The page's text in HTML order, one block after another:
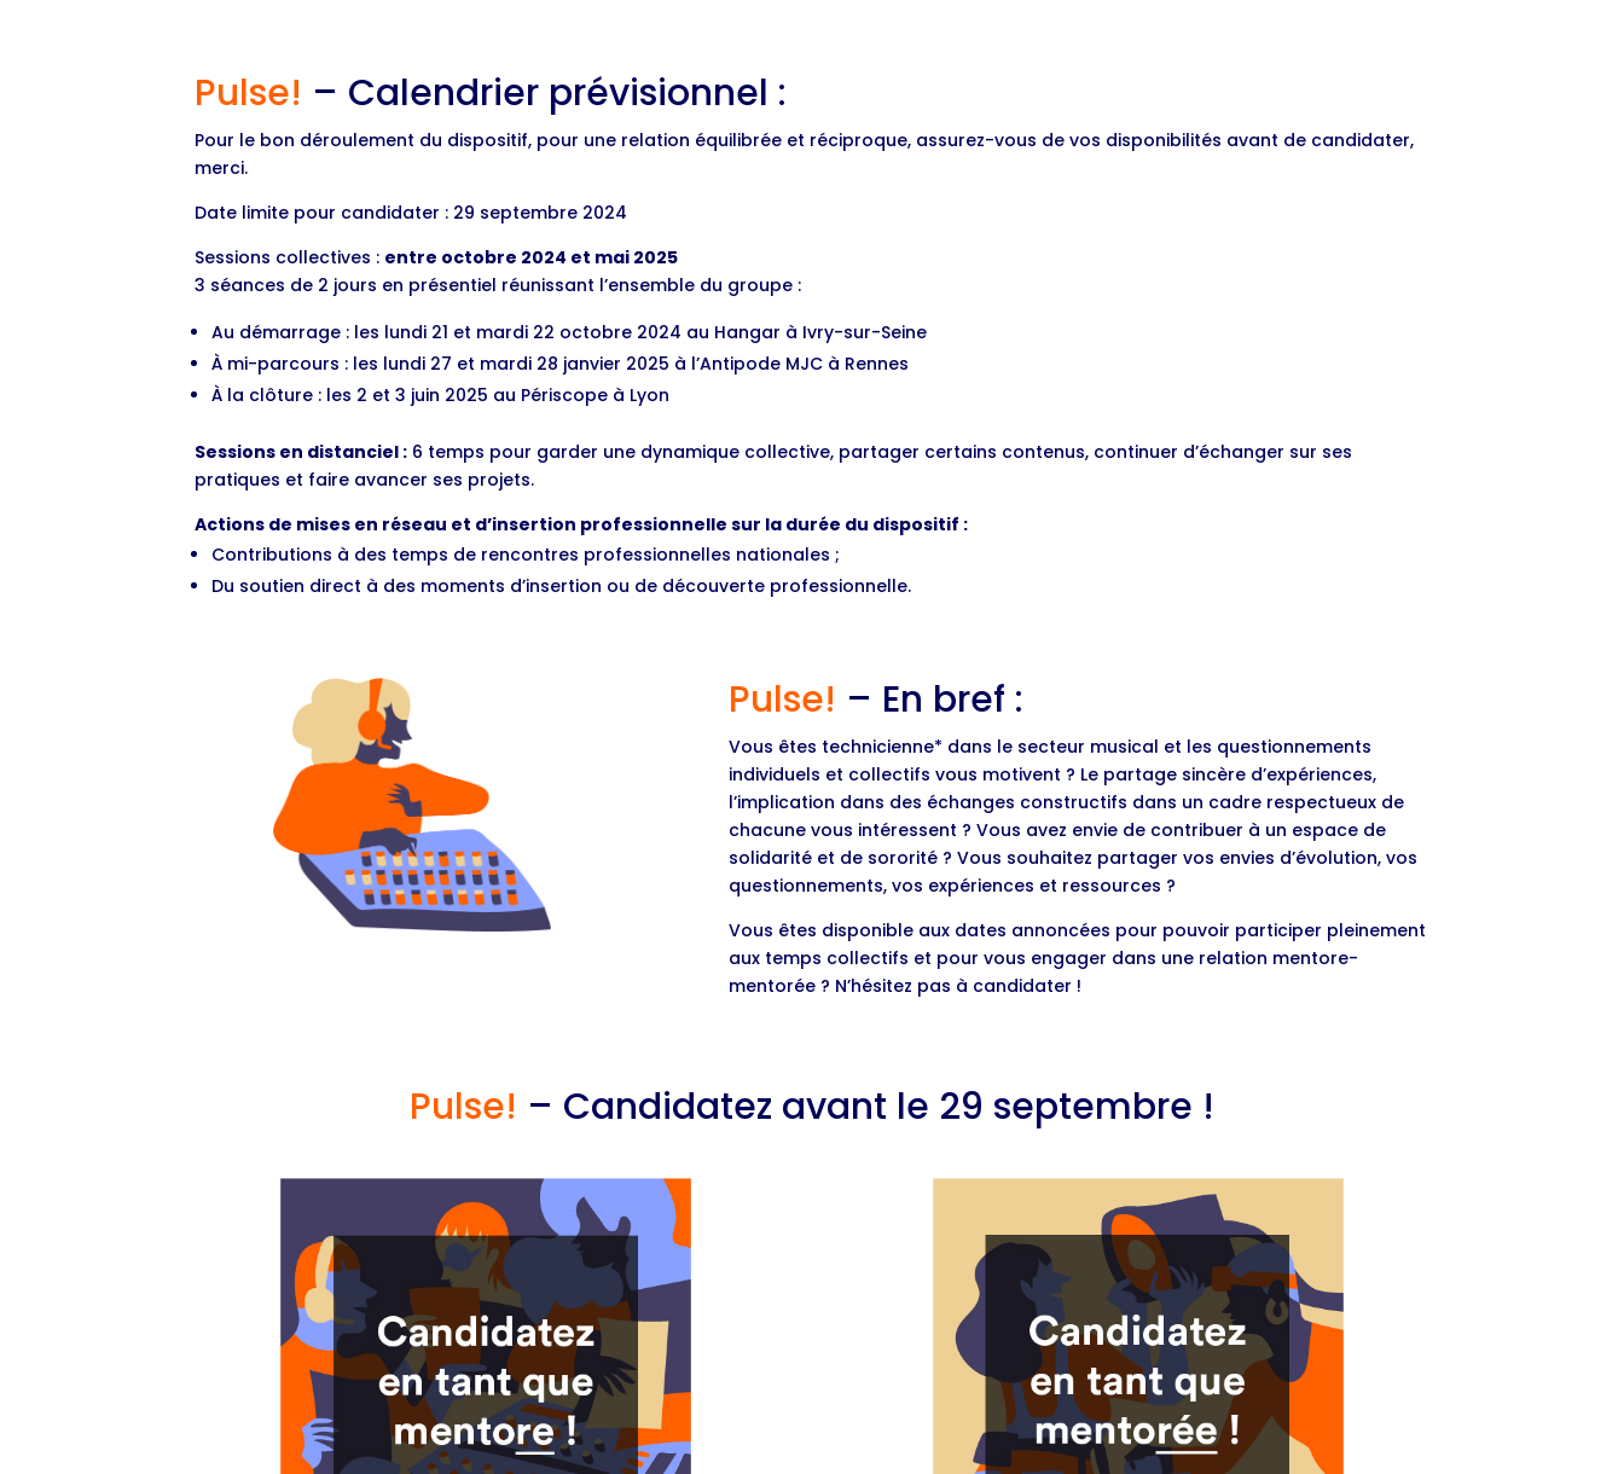
Pulse! – Calendrier prévisionnel :
Pour le bon déroulement du dispositif, pour une relation équilibrée et réciproque, assurez-vous de vos disponibilités avant de candidater,
merci.
Date limite pour candidater : 29 septembre 2024
Sessions collectives : entre octobre 2024 et mai 2025
3 séances de 2 jours en présentiel réunissant l’ensemble du groupe :
Au démarrage : les lundi 21 et mardi 22 octobre 2024 au Hangar à Ivry-sur-Seine
À mi-parcours : les lundi 27 et mardi 28 janvier 2025 à l’Antipode MJC à Rennes
À la clôture : les 2 et 3 juin 2025 au Périscope à Lyon
Sessions en distanciel : 6 temps pour garder une dynamique collective, partager certains contenus, continuer d’échanger sur ses
pratiques et faire avancer ses projets.
Actions de mises en réseau et d’insertion professionnelle sur la durée du dispositif :
Contributions à des temps de rencontres professionnelles nationales ;
Du soutien direct à des moments d’insertion ou de découverte professionnelle.
Pulse! – En bref :
Vous êtes technicienne* dans le secteur musical et les questionnements
individuels et collectifs vous motivent ? Le partage sincère d’expériences,
l’implication dans des échanges constructifs dans un cadre respectueux de
chacune vous intéressent ? Vous avez envie de contribuer à un espace de
solidarité et de sororité ? Vous souhaitez partager vos envies d’évolution, vos
questionnements, vos expériences et ressources ?
Vous êtes disponible aux dates annoncées pour pouvoir participer pleinement
aux temps collectifs et pour vous engager dans une relation mentore-
mentorée ? N’hésitez pas à candidater !
Pulse! – Candidatez avant le 29 septembre !